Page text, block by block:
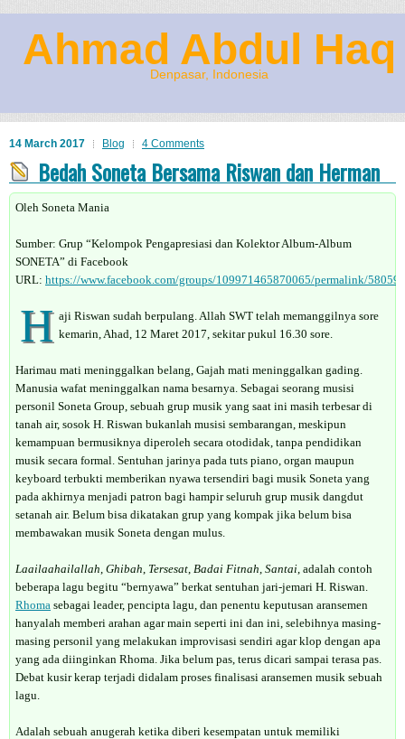
Ahmad Abdul Haq
Denpasar, Indonesia
14 March 2017 Blog 4 Comments
Bedah Soneta Bersama Riswan dan Herman
Oleh Soneta Mania
Sumber: Grup “Kelompok Pengapresiasi dan Kolektor Album-Album
SONETA” di Facebook
URL: https://www.facebook.com/groups/109971465870065/permalink/
H aji Riswan sudah berpulang. Allah SWT telah memanggilnya sore
kemarin, Ahad, 12 Maret 2017, sekitar pukul 16.30 sore.
Harimau mati meninggalkan belang, Gajah mati meninggalkan gading.
Manusia wafat meninggalkan nama besarnya. Sebagai seorang musisi
personil Soneta Group, sebuah grup musik yang saat ini masih terbesar di
tanah air, sosok H. Riswan bukanlah musisi sembarangan, meskipun
kemampuan bermusiknya diperoleh secara otodidak, tanpa pendidikan
musik secara formal. Sentuhan jarinya pada tuts piano, organ maupun
keyboard terbukti memberikan nyawa tersendiri bagi musik Soneta yang
pada akhirnya menjadi patron bagi hampir seluruh grup musik dangdut
setanah air. Belum bisa dikatakan grup yang kompak jika belum bisa
membawakan musik Soneta dengan mulus.
Laailaahailallah, Ghibah, Tersesat, Badai Fitnah, Santai, adalah contoh
beberapa lagu begitu “bernyawa” berkat sentuhan jari-jemari H. Riswan.
Rhoma sebagai leader, pencipta lagu, dan penentu keputusan aransemen
hanyalah memberi arahan agar main seperti ini dan ini, selebihnya masing-
masing personil yang melakukan improvisasi sendiri agar klop dengan apa
yang ada diinginkan Rhoma. Jika belum pas, terus dicari sampai terasa pas.
Debat kusir kerap terjadi didalam proses finalisasi aransemen musik sebuah
lagu.
Adalah sebuah anugerah ketika diberi kesempatan untuk memiliki